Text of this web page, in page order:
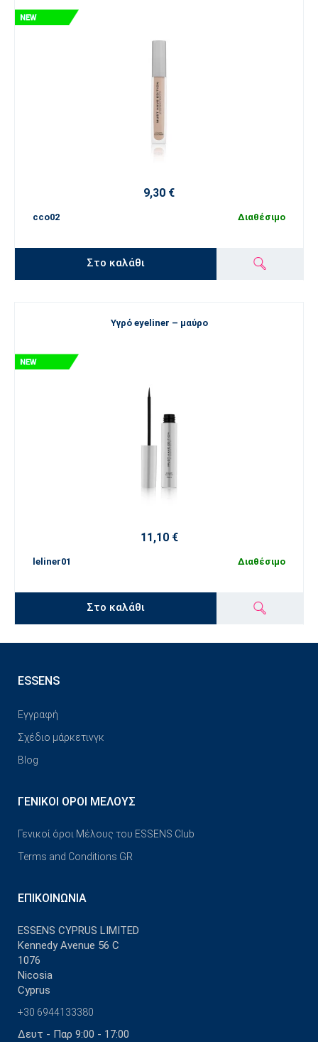
9,30 €
cco02 Διαθέσιμο
Στο καλάθι
Υγρό eyeliner – μαύρο
11,10 €
leliner01 Διαθέσιμο
Στο καλάθι
ESSENS
Εγγραφή
Σχέδιο μάρκετινγκ
Blog
ΓΕΝΙΚΟΊ ΌΡΟΙ ΜΈΛΟΥΣ
Γενικοί όροι Μέλους του ESSENS Club
Terms and Conditions GR
ΕΠΙΚΟΙΝΩΝΊΑ
ESSENS CYPRUS LIMITED
Kennedy Avenue 56 C
1076
Nicosia
Cyprus
+30 6944133380
Δευτ - Παρ 9:00 - 17:00